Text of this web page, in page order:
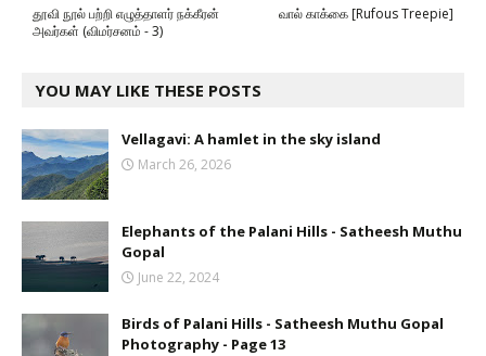
வால் காக்கை [Rufous Treepie]
தூவி நூல் பற்றி எழுத்தாளர் நக்கீரன்
அவர்கள் (விமர்சனம் - 3)
YOU MAY LIKE THESE POSTS
Vellagavi: A hamlet in the sky island
March 26, 2026
Elephants of the Palani Hills - Satheesh Muthu
Gopal
June 22, 2024
Birds of Palani Hills - Satheesh Muthu Gopal
Photography - Page 13